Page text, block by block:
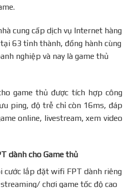
cung cấp dịch vụ Internet hàng
63 tỉnh thành, đồng hành cùng
nghiệp và nay là game thủ
game thủ được tích hợp công
ping, độ trễ chỉ còn 16ms, đáp
online, livestream, xem video
dành cho Game thủ
cước lắp đặt wifi FPT dành riêng
chơi game tốc độ cao